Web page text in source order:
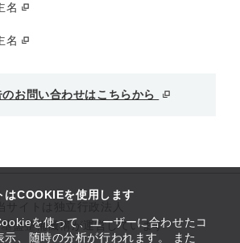
はCOOKIEを使用します
を使って、ユーザーに合わせたコ
示、随時の分析が行われます。 また
名
名
お問い合わせはこちらから
盤整備機構が運営しています